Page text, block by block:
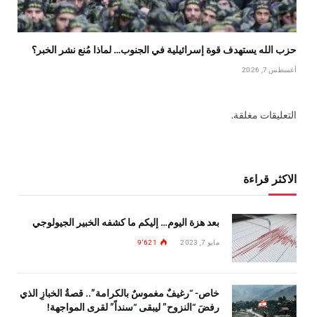
حزب الله يستهدف قوة إسرائيلية في الجنوب… لماذا مُنع نشر الخبر؟
أغسطس 7, 2026
التعليقات مغلقة.
الاكثر قراءة
بعد هزة اليوم… إليكم ما كشفه الخبير الجيولوجي
مايو 7, 2023 9٬621
خاص- “رغيفٌ مغموسٌ بالكرامة”.. قصةُ الخبازِ الذي
رفضَ “النزوح” ليبقى “سنداً” لقرى المواجهة!